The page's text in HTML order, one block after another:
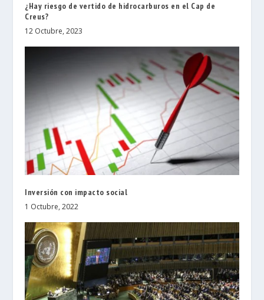
¿Hay riesgo de vertido de hidrocarburos en el Cap de
Creus?
12 Octubre, 2023
Inversión con impacto social
1 Octubre, 2022